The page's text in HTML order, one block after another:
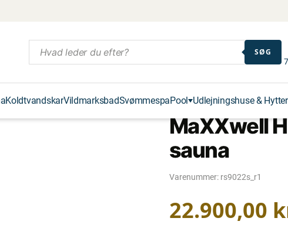
SØG
KoldtvandskarVildmarksbadSvømmespaPool Udlejningshuse & Hytter
MaXXwell
sauna
Varenummer: rs9022s_r1
22.900,00